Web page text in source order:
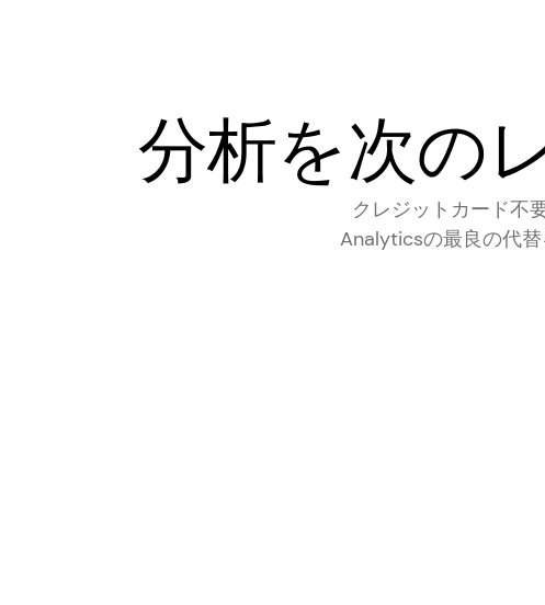
分析を次の
クレジットカード不
Analyticsの最良の代替